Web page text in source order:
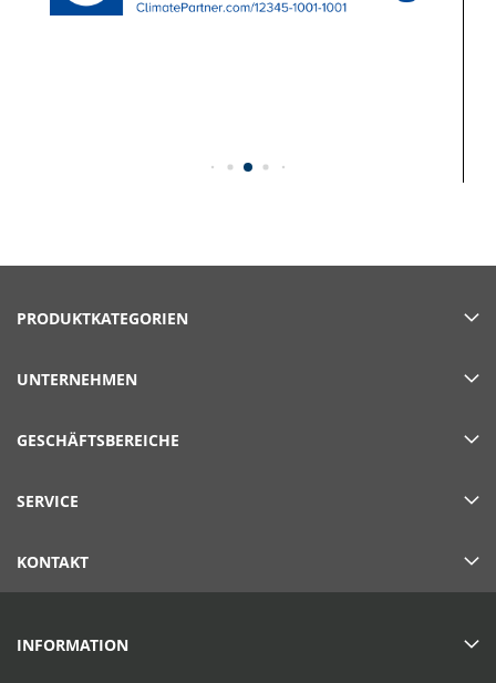
PRODUKTKATEGORIEN
UNTERNEHMEN
GESCHÄFTSBEREICHE
SERVICE
KONTAKT
INFORMATION